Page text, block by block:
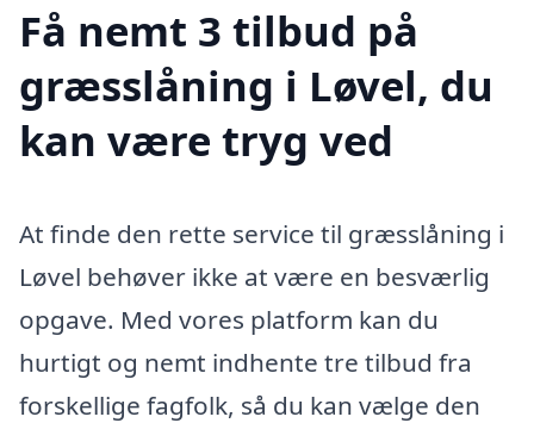
Få nemt 3 tilbud på
græsslåning i Løvel, du
kan være tryg ved
At finde den rette service til græsslåning i
Løvel behøver ikke at være en besværlig
opgave. Med vores platform kan du
hurtigt og nemt indhente tre tilbud fra
forskellige fagfolk, så du kan vælge den